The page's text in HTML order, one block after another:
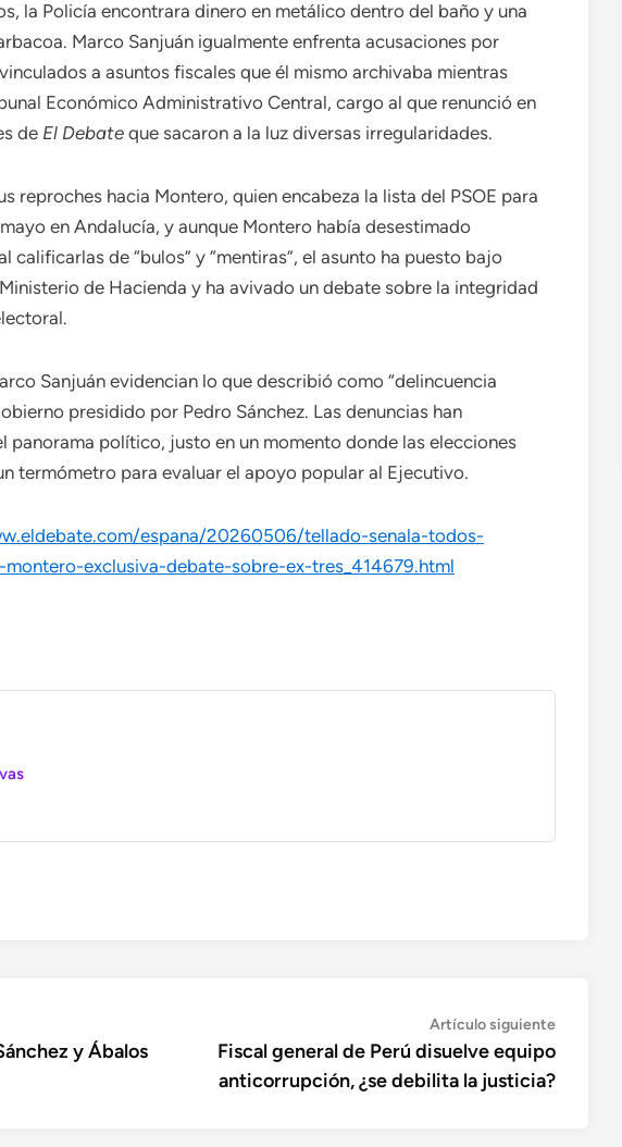
la Policía encontrara dinero en metálico dentro del baño y una
Marco Sanjuán igualmente enfrenta acusaciones por
a asuntos fiscales que él mismo archivaba mientras
Económico Administrativo Central, cargo al que renunció en
de El Debate que sacaron a la luz diversas irregularidades.
reproches hacia Montero, quien encabeza la lista del PSOE para
en Andalucía, y aunque Montero había desestimado
calificarlas de “bulos” y “mentiras”, el asunto ha puesto bajo
de Hacienda y ha avivado un debate sobre la integridad
Sanjuán evidencian lo que describió como “delincuencia
presidido por Pedro Sánchez. Las denuncias han
panorama político, justo en un momento donde las elecciones
termómetro para evaluar el apoyo popular al Ejecutivo.
espana/20260506/tellado-senala-todos-
exclusiva-debate-sobre-ex-tres_414679.html
y Ábalos
Artículo siguienteArtículo
siguiente:
Fiscal general de Perú disuelve equipo
anticorrupción, ¿se debilita la justicia?